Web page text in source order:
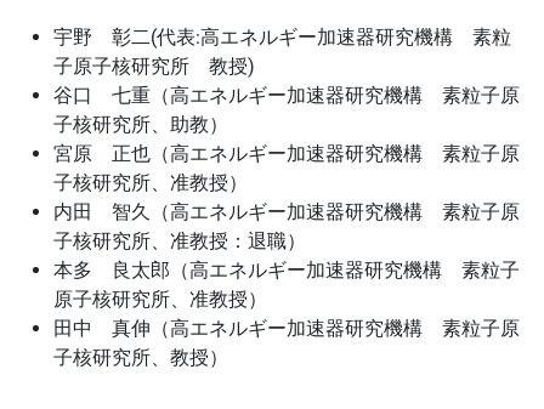
宇野 彰二(代表:高エネルギー加速器研究機構 素粒
子原子核研究所 教授)
谷口 七重（高エネルギー加速器研究機構 素粒子原
子核研究所、助教）
宮原 正也（高エネルギー加速器研究機構 素粒子原
子核研究所、准教授）
内田 智久（高エネルギー加速器研究機構 素粒子原
子核研究所、准教授：退職）
本多 良太郎（高エネルギー加速器研究機構 素粒子
原子核研究所、准教授）
田中 真伸（高エネルギー加速器研究機構 素粒子原
子核研究所、教授）